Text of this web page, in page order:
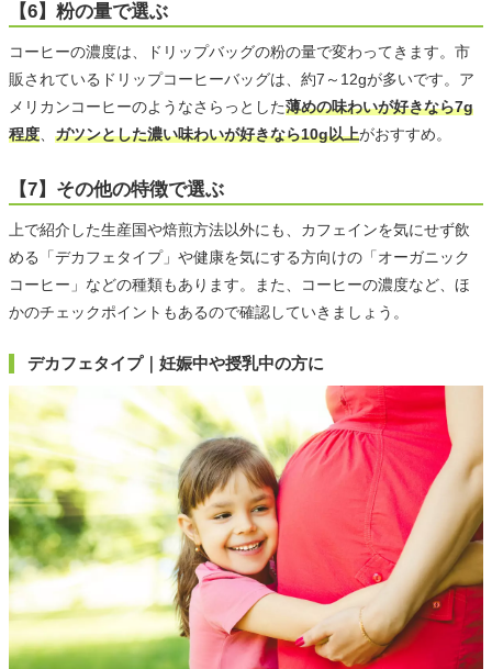
【6】粉の量で選ぶ
コーヒーの濃度は、ドリップバッグの粉の量で変わってきます。市
販されているドリップコーヒーバッグは、約7～12gが多いです。ア
メリカンコーヒーのようなさらっとした薄めの味わいが好きなら7g
程度
ガツンとした濃い味わいが好きなら10g以上がおすすめ。
【7】その他の特徴で選ぶ
上で紹介した生産国や焙煎方法以外にも、カフェインを気にせず飲
める「デカフェタイプ」や健康を気にする方向けの「オーガニック
コーヒー」などの種類もあります。また、コーヒーの濃度など、ほ
かのチェックポイントもあるので確認していきましょう。
デカフェタイプ｜妊娠中や授乳中の方に